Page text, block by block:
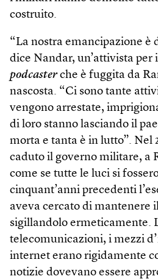
costruito.
“La nostra emancipazione è
dice Nandar, un’attivista
podcasterche è fuggita da
nascosta. “Ci sono tante
vengono arrestate,
di loro stanno lasciando il
morta e tanta è in lutto”. Nel
caduto il governo militare, a
come se tutte le luci si
cinquant’anni precedenti
aveva cercato di mantenere
sigillandolo ermeticamente.
telecomunicazioni, i mezzi
internet erano rigidamente
notizie dovevano essere